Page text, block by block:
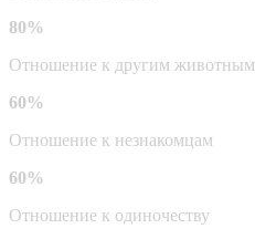
80%
Отношение к другим животным
60%
Отношение к незнакомцам
60%
Отношение к одиночеству